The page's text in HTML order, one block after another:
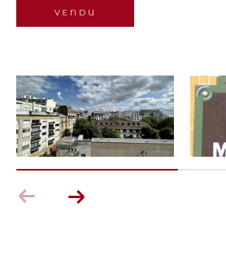
VENDU
Parking Terrasse
FILTRER